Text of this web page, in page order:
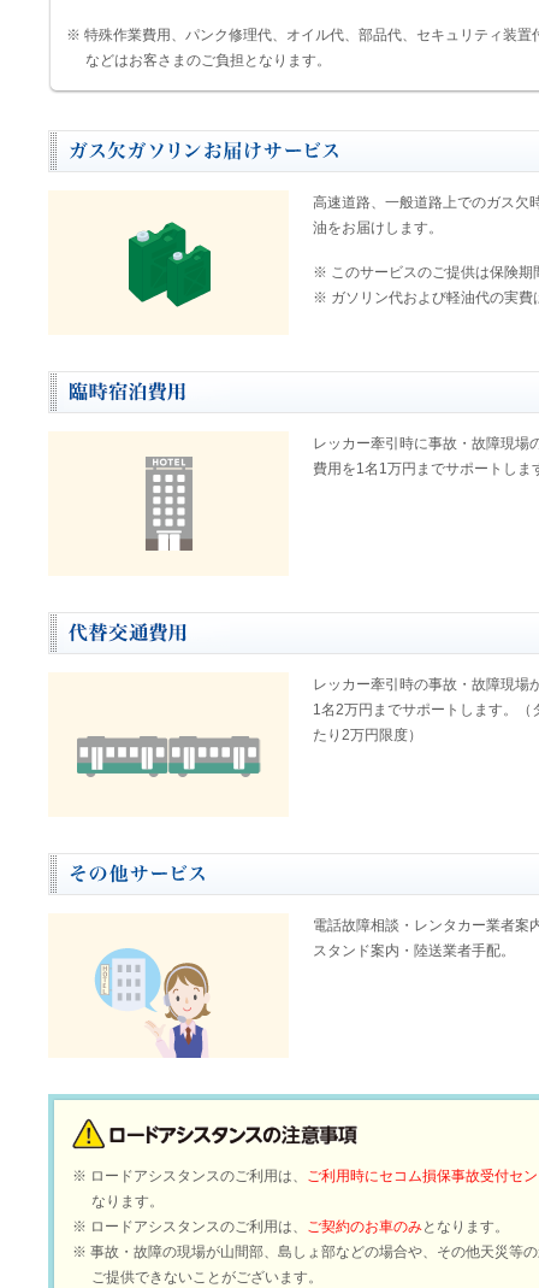
※ 特殊作業費用、パンク修理代、オイル代、部品代、セキュリティ装
などはお客さまのご負担となります。
高速道路、一般道路上でのガス欠
油をお届けします。
※ このサービスのご提供は保険
※ ガソリン代および軽油代の実
レッカー牽引時に事故・故障現場
費用を1名1万円までサポートしま
レッカー牽引時の事故・故障現場
1名2万円までサポートします。
たり2万円限度）
電話故障相談・レンタカー業者案
スタンド案内・陸送業者手配。
※ ロードアシスタンスのご利用は、 ご利用時にセコム損保事故受付セ
なります。
※ ロードアシスタンスのご利用は、 ご契約のお車のみとなります。
※ 事故・故障の現場が山間部、島しょ部などの場合や、その他天災等
ご提供できないことがございます。